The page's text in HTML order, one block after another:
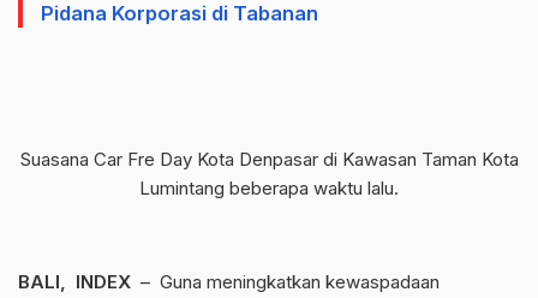
Pidana Korporasi di Tabanan
Suasana Car Fre Day Kota Denpasar di Kawasan Taman Kota
Lumintang beberapa waktu lalu.
BALI, INDEX – Guna meningkatkan kewaspadaan